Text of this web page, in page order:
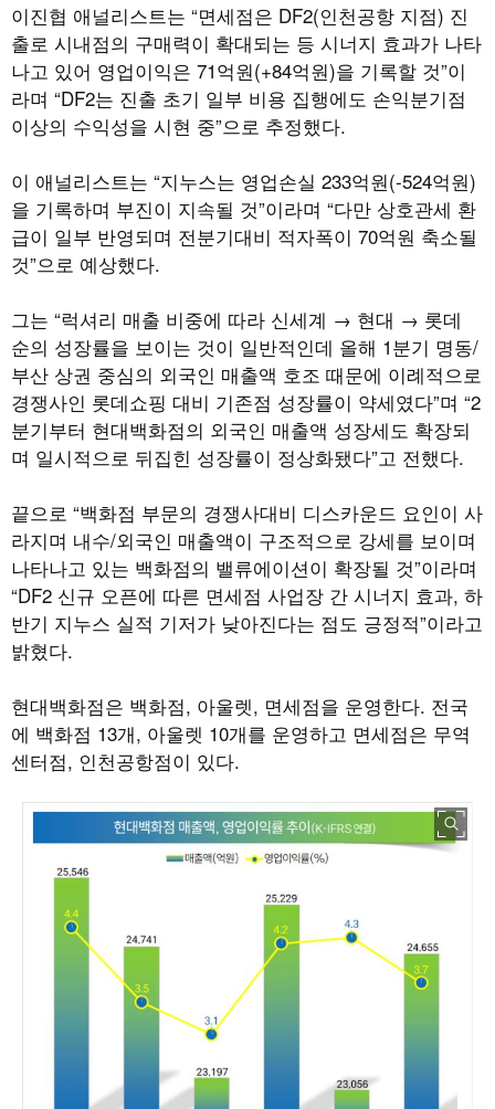
이진협 애널리스트는 “면세점은 DF2(인천공항 지점) 진
출로 시내점의 구매력이 확대되는 등 시너지 효과가 나타
나고 있어 영업이익은 71억원(+84억원)을 기록할 것”이
라며 “DF2는 진출 초기 일부 비용 집행에도 손익분기점
이상의 수익성을 시현 중”으로 추정했다.
이 애널리스트는 “지누스는 영업손실 233억원(-524억원)
을 기록하며 부진이 지속될 것”이라며 “다만 상호관세 환
급이 일부 반영되며 전분기대비 적자폭이 70억원 축소될
것”으로 예상했다.
그는 “럭셔리 매출 비중에 따라 신세계 → 현대 → 롯데
순의 성장률을 보이는 것이 일반적인데 올해 1분기 명동/
부산 상권 중심의 외국인 매출액 호조 때문에 이례적으로
경쟁사인 롯데쇼핑 대비 기존점 성장률이 약세였다”며 “2
분기부터 현대백화점의 외국인 매출액 성장세도 확장되
며 일시적으로 뒤집힌 성장률이 정상화됐다”고 전했다.
끝으로 “백화점 부문의 경쟁사대비 디스카운드 요인이 사
라지며 내수/외국인 매출액이 구조적으로 강세를 보이며
나타나고 있는 백화점의 밸류에이션이 확장될 것”이라며
“DF2 신규 오픈에 따른 면세점 사업장 간 시너지 효과, 하
반기 지누스 실적 기저가 낮아진다는 점도 긍정적”이라고
밝혔다.
현대백화점은 백화점, 아울렛, 면세점을 운영한다. 전국
에 백화점 13개, 아울렛 10개를 운영하고 면세점은 무역
센터점, 인천공항점이 있다.